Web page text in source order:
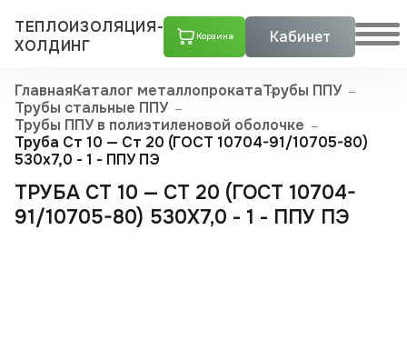
ТЕПЛОИЗОЛЯЦИЯ-
ХОЛДИНГ
Корзина Кабинет
ГлавнаяКаталог металлопрокатаТрубы ППУ
Трубы стальные ППУ
Трубы ППУ в полиэтиленовой оболочке
Труба Ст 10 — Ст 20 (ГОСТ 10704-91/10705-80)
530x7,0 - 1 - ППУ ПЭ
ТРУБА СТ 10 — СТ 20 (ГОСТ 10704-
91/10705-80) 530X7,0 - 1 - ППУ ПЭ